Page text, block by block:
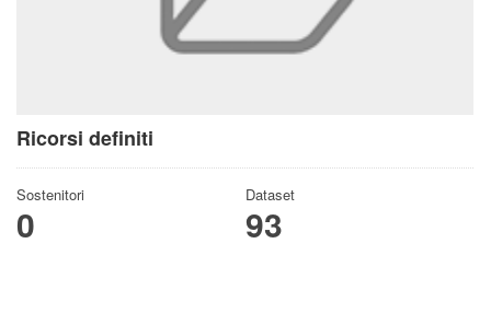
Ricorsi definiti
Sostenitori
0
Dataset
93